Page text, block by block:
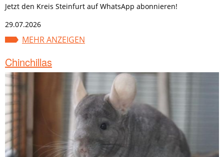
Jetzt den Kreis Steinfurt auf WhatsApp abonnieren!
29.07.2026
MEHR ANZEIGEN
Chinchillas